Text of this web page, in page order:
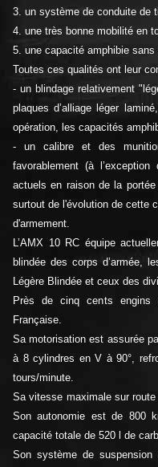
3. un système de conduite de
4. une très bonne mobilité en
5. une capacité amphibie sans
Toutes ces qualités ont leur
- un blindage relativement
plaques d’alliage léger
opération, les capacités
- un calibre et des
favorablement (à
actuels en raison de la
surtout de l'évolution de cette
d'armement.
L’AMX 10 RC équipe
blindée des corps d’armée,
Légère Blindée et ceux des
Près de cinq cents
Française.
Sa motorisation est assurée
à 8 cylindres en V à 90°,
tours/minute.
Sa vitesse maximale sur
Son autonomie est de 800
capacité totale de 520 l de
Son système de suspension